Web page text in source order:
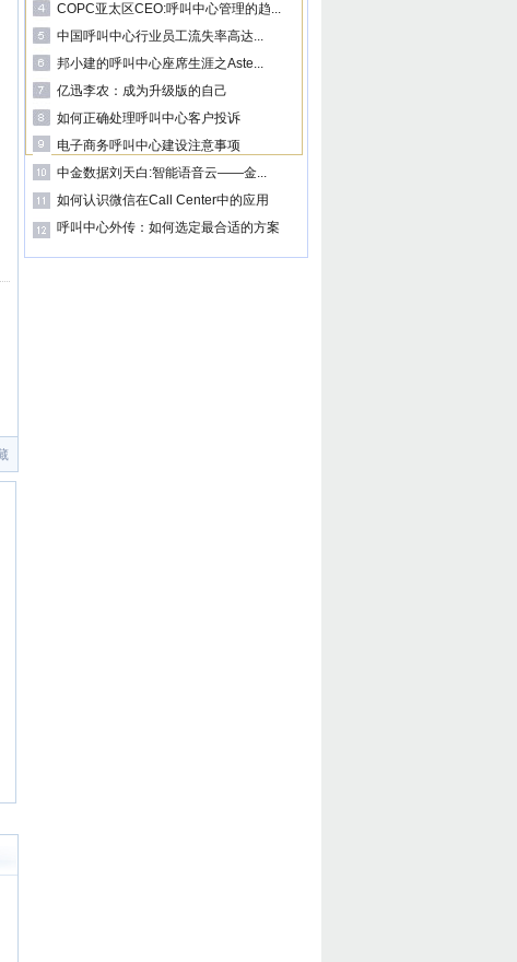
COPC亚太区CEO:呼叫中心管理的趋...
中国呼叫中心行业员工流失率高达...
邦小建的呼叫中心座席生涯之Aste...
亿迅李农：成为升级版的自己
如何正确处理呼叫中心客户投诉
电子商务呼叫中心建设注意事项
中金数据刘天白:智能语音云——金...
如何认识微信在Call Center中的应用
呼叫中心外传：如何选定最合适的方案